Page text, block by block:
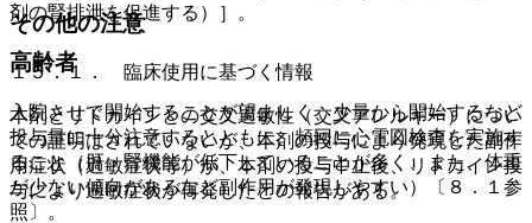
その他の注意
１５．１． 臨床使用に基づく情報
本剤とリドカインとの交叉過敏性（交叉アレルギー）につい
ての証明はされていないが、本剤の投与により発現した副作
用症状（過敏症状等）が、本剤の投与中止後、リドカイン投
与により過敏症状が再発したとの報告がある。
剤の腎排泄を促進する）］。
高齢者
入院させて開始することが望ましく、少量から開始するなど
投与量に十分注意するとともに、頻回に心電図検査を実施す
ること（肝・腎機能が低下していることが多く、また、体重
が少ない傾向があるなど副作用が発現しやすい）〔８．１参
照〕。